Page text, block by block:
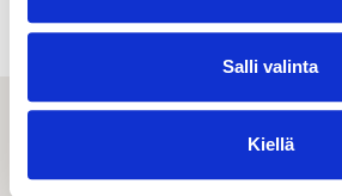
Salli valinta
Kiellä